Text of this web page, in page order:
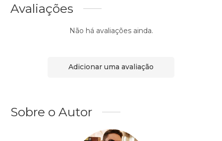
Avaliações
Não há avaliações ainda.
Adicionar uma avaliação
Sobre o Autor